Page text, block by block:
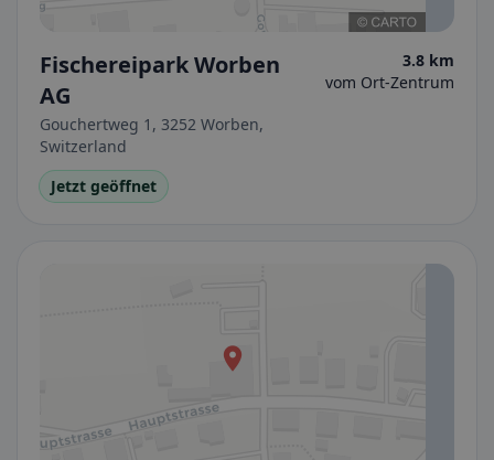
Fischereipark Worben
AG
Gouchertweg 1, 3252 Worben,
Switzerland
3.8 km
vom Ort-Zentrum
Jetzt geöffnet